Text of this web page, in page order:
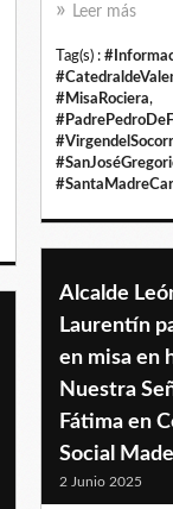
Leer más
Tag(s) :
#MisaRociera,
Alcalde
Laurentín
en misa en
Nuestra
Fátima en
Social
2 Junio 2025